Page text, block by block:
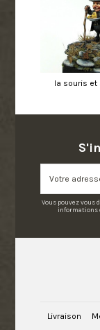
la souris et
Vous pouvez vous
informations
Livraison